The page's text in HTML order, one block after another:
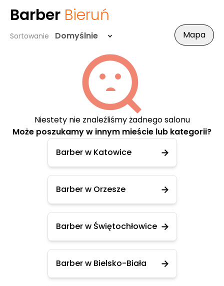
Barber Bieruń
Sortowanie Domyślnie Mapa
Niestety nie znaleźliśmy żadnego salonu
Może poszukamy w innym mieście lub kategorii?
Barber w Katowice
Barber w Orzesze
Barber w Świętochłowice
Barber w Bielsko-Biała